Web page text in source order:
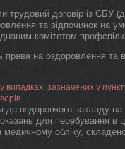
трудовий договір із СБУ
та відпочинок на
комітетом
на оздоровлення та
зазначених у пункті
оздоровчого закладу на
для перебування в
медичному обліку,